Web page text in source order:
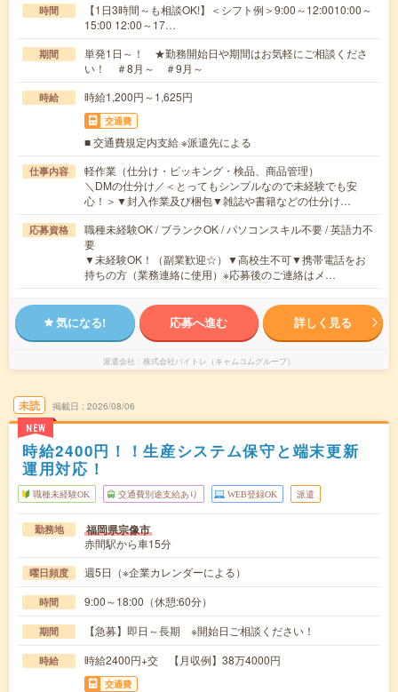
時間
【1日3時間～も相談OK!】＜シフト例＞9:00～12:0010:00～
15:00 12:00～17…
期間
単発1日～！ ★勤務開始日や期間はお気軽にご相談くださ
い！ ＃8月～ ＃9月～
時給 時給1,200円～1,625円
交通費
■ 交通費規定内支給 ※派遣先による
仕事内容
軽作業（仕分け・ピッキング・検品、商品管理）
＼DMの仕分け／＜とってもシンプルなので未経験でも安
心！＞▼封入作業及び梱包▼雑誌や書籍などの仕分け…
応募資格
職種未経験OK / ブランクOK / パソコンスキル不要 / 英語力不
要
▼未経験OK！（副業歓迎☆）▼高校生不可▼携帯電話をお
持ちの方（業務連絡に使用）※応募後のご連絡はメ…
気になる! 応募へ進む 詳しく見る
派遣会社 株式会社バイトレ（キャムコムグループ）
未読
NEW
掲載日 2026/08/06
時給2400円！！生産システム保守と端末更新
運用対応！
職種未経験OK 交通費別途支給あり WEB登録OK 派遣
勤務地 福岡県宗像市
赤間駅から車15分
曜日頻度 週5日（※企業カレンダーによる）
時間 9:00～18:00（休憩:60分）
期間 【急募】即日～長期 ※開始日ご相談ください！
時給 時給2400円+交 【月収例】38万4000円
交通費